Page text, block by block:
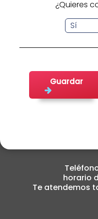
horario
Te atendemos
Sí
¿Quieres
Guardar